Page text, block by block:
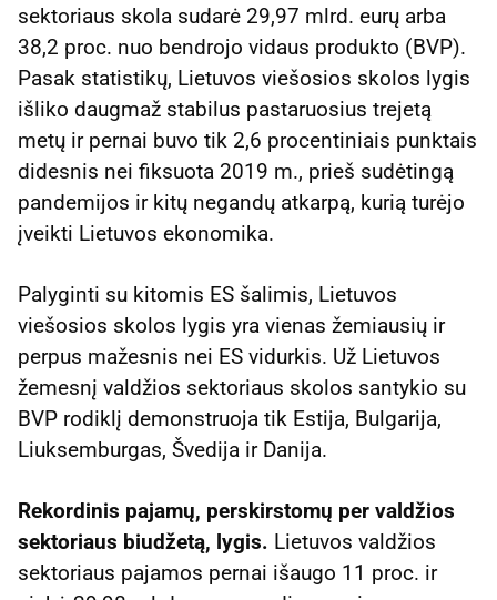
sektoriaus skola sudarė 29,97 mlrd. eurų arba
38,2 proc. nuo bendrojo vidaus produkto (BVP).
Pasak statistikų, Lietuvos viešosios skolos lygis
išliko daugmaž stabilus pastaruosius trejetą
metų ir pernai buvo tik 2,6 procentiniais punktais
didesnis nei fiksuota 2019 m., prieš sudėtingą
pandemijos ir kitų negandų atkarpą, kurią turėjo
įveikti Lietuvos ekonomika.
Palyginti su kitomis ES šalimis, Lietuvos
viešosios skolos lygis yra vienas žemiausių ir
perpus mažesnis nei ES vidurkis. Už Lietuvos
žemesnį valdžios sektoriaus skolos santykio su
BVP rodiklį demonstruoja tik Estija, Bulgarija,
Liuksemburgas, Švedija ir Danija.
Rekordinis pajamų, perskirstomų per valdžios
sektoriaus biudžetą, lygis. Lietuvos valdžios
sektoriaus pajamos pernai išaugo 11 proc. ir